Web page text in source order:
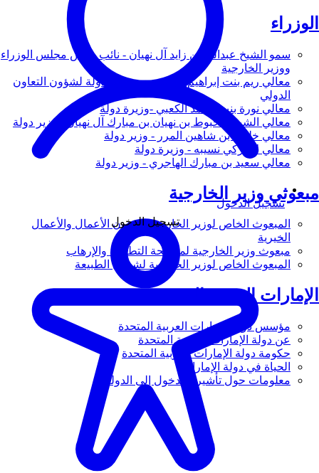
الوزراء
سمو الشيخ عبدالله بن زايد آل نهيان - نائب رئيس مجلس الوزراء
ووزير الخارجية
معالي ريم بنت إبراهيم الهاشمي - وزيرة دولة لشؤون التعاون
الدولي
معالي نورة بنت محمد الكعبي -وزيرة دولة
معالي الشيخ شخبوط بن نهيان بن مبارك آل نهيان - وزير دولة
معالي خليفة بن شاهين المرر - وزير دولة
معالي لانا زكي نسيبه - وزيرة دولة
معالي سعيد بن مبارك الهاجري - وزير دولة
مبعوثي وزير الخارجية
المبعوث الخاص لوزير الخارجية لشؤون الأعمال والأعمال
الخيرية
مبعوث وزير الخارجية لمكافحة التطرف والإرهاب
المبعوث الخاص لوزير الخارجية لشؤون الطبيعة
الإمارات العربية المتحدة
مؤسس دولة الإمارات العربية المتحدة
عن دولة الإمارات العربية المتحدة
حكومة دولة الإمارات العربية المتحدة
الحياة في دولة الإمارات
معلومات حول تأشيرة الدخول إلى الدولة
تسجيل الدخول
تسجيل الدخول